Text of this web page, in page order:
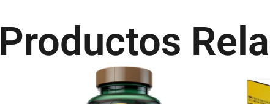
Productos